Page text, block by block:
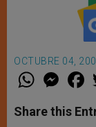
OCTUBRE 04,
W
t
s
M
e
s
e
F
a
e
b
Share this